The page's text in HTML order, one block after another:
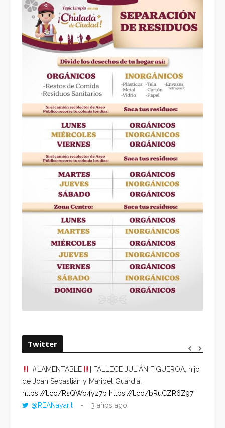
Twitter
#LAMENTABLE
| FALLECE JULIÁN FIGUEROA, hijo
de Joan Sebastián y Maribel Guardia.
https://t.co/RsQWo4yz7p https://t.co/bRuCZR6Z97
@REANayarit
3 años ago